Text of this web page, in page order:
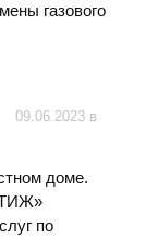
газового
09.06.2023 в
доме.
по